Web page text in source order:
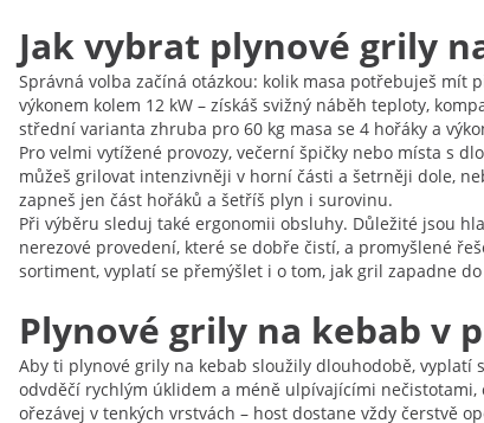
Jak vybrat plynové grily
Správná volba začíná otázkou: kolik masa potřebuješ mít
výkonem kolem 12 kW – získáš svižný náběh teploty,
střední varianta zhruba pro 60 kg masa se 4 hořáky a
Pro velmi vytížené provozy, večerní špičky nebo místa s
můžeš grilovat intenzivněji v horní části a šetrněji dole,
zapneš jen část hořáků a šetříš plyn i surovinu.
Při výběru sleduj také ergonomii obsluhy. Důležité jsou
nerezové provedení, které se dobře čistí, a promyšlené
sortiment, vyplatí se přemýšlet i o tom, jak gril zapadne
Plynové grily na kebab v
Aby ti plynové grily na kebab sloužily dlouhodobě,
odvděčí rychlým úklidem a méně ulpívajícími
ořezávej v tenkých vrstvách – host dostane vždy čerstvě